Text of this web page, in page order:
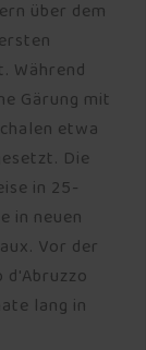
über dem
Während
Gärung mit
etwa
Die
in 25-
in neuen
Vor der
lang in